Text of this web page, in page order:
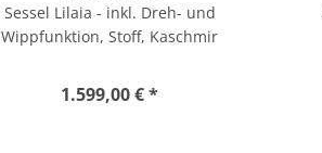
Sessel Lilaia - inkl. Dreh- und
Wippfunktion, Stoff, Kaschmir
1.599,00 € *